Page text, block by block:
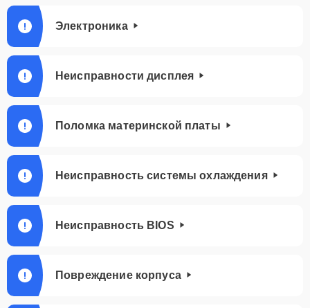
Электроника
Неисправности дисплея
Поломка материнской платы
Неисправность системы охлаждения
Неисправность BIOS
Повреждение корпуса